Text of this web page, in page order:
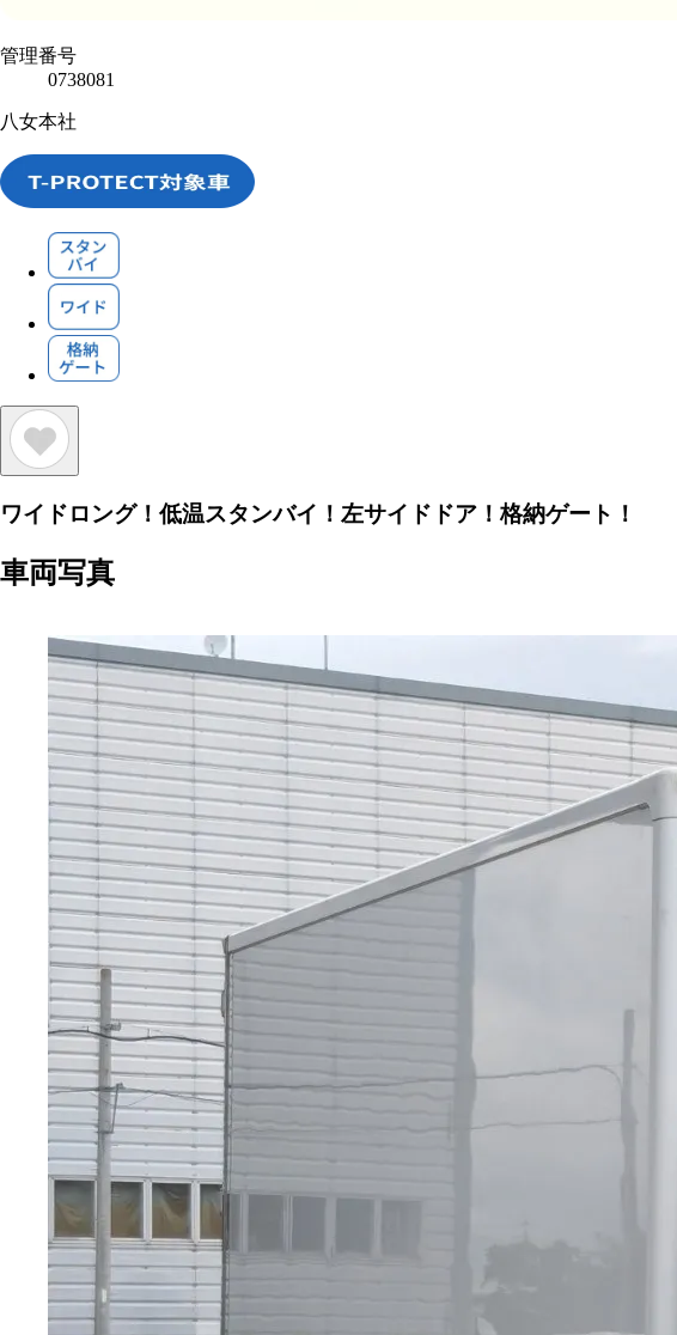
管理番号
0738081
八女本社
ワイドロング！低温スタンバイ！左サイドドア！格納ゲート！
車両写真